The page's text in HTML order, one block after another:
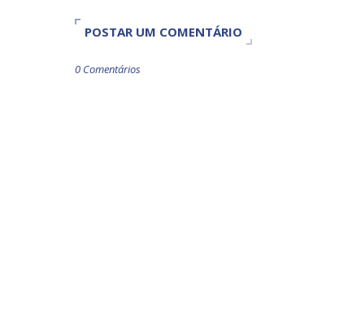
POSTAR UM COMENTÁRIO
0 Comentários